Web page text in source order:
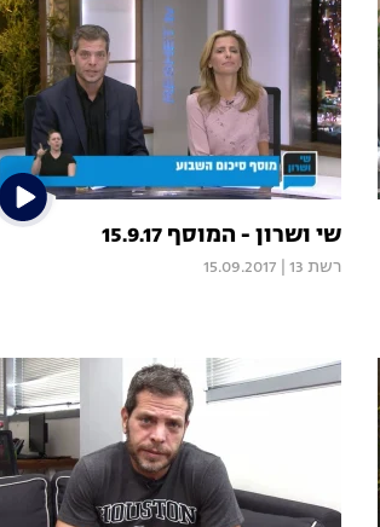
שי ושרון - המוסף 15.9.17
רשת 13 15.09.2017